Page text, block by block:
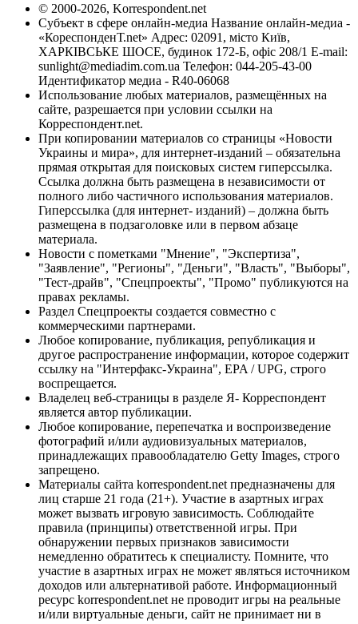
© 2000-2026, Korrespondent.net
Субъект в сфере онлайн-медиа Название онлайн-медиа -
«КореспонденТ.net» Адрес: 02091, місто Київ,
ХАРКІВСЬКЕ ШОСЕ, будинок 172-Б, офіс 208/1 E-mail:
sunlight@mediadim.com.ua Телефон: 044-205-43-00
Идентификатор медиа - R40-06068
Использование любых материалов, размещённых на
сайте, разрешается при условии ссылки на
Корреспондент.net.
При копировании материалов со страницы «Новости
Украины и мира», для интернет-изданий – обязательна
прямая открытая для поисковых систем гиперссылка.
Ссылка должна быть размещена в независимости от
полного либо частичного использования материалов.
Гиперссылка (для интернет- изданий) – должна быть
размещена в подзаголовке или в первом абзаце
материала.
Новости с пометками "Мнение", "Экспертиза",
"Заявление", "Регионы", "Деньги", "Власть", "Выборы",
"Тест-драйв", "Спецпроекты", "Промо" публикуются на
правах рекламы.
Раздел Спецпроекты создается совместно с
коммерческими партнерами.
Любое копирование, публикация, републикация и
другое распространение информации, которое содержит
ссылку на "Интерфакс-Украина", EPA / UPG, строго
воспрещается.
Владелец веб-страницы в разделе Я- Корреспондент
является автор публикации.
Любое копирование, перепечатка и воспроизведение
фотографий и/или аудиовизуальных материалов,
принадлежащих правообладателю Getty Images, строго
запрещено.
Материалы сайта korrespondent.net предназначены для
лиц старше 21 года (21+). Участие в азартных играх
может вызвать игровую зависимость. Соблюдайте
правила (принципы) ответственной игры. При
обнаружении первых признаков зависимости
немедленно обратитесь к специалисту. Помните, что
участие в азартных играх не может являться источником
доходов или альтернативой работе. Информационный
ресурс korrespondent.net не проводит игры на реальные
и/или виртуальные деньги, сайт не принимает ни в